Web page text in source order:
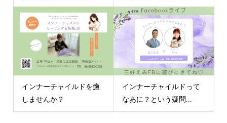
インナーチャイルドを癒
しませんか？
インナーチャイルドって
なあに？という疑問...